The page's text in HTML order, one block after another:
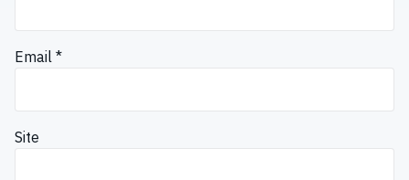
Email *
Site